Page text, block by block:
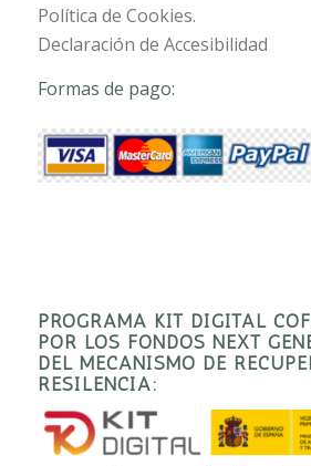
Política de Cookies.
Declaración de Accesibilidad
Formas de pago:
PROGRAMA KIT DIGITAL
POR LOS FONDOS NEXT
DEL MECANISMO DE
RESILENCIA: